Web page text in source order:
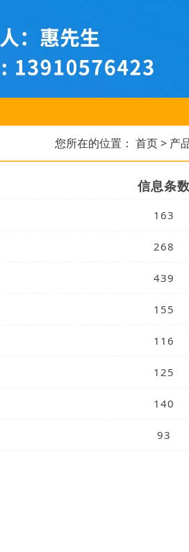
您所在的位置： 首页> 产
信息条
163
268
439
155
116
125
140
93